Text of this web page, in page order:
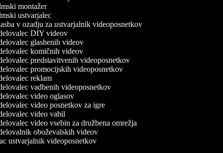
montažer
ustvarjalec
v ozadju za ustvarjalnik videoposnetkov
DIY videov
glasbenih videov
komičnih videov
predstavitvenih videoposnetkov
promocijskih videoposnetkov
reklam
vadbenih videoposnetkov
video oglasov
video posnetkov za igre
video vabil
video vsebin za družbena omrežja
oboževalskih videov
ustvarjalnik videoposnetkov